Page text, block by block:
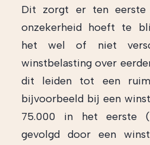
Dit zorgt er ten
onzekerheid hoeft te
het wel of niet
winstbelasting over
dit leiden tot een
bijvoorbeeld bij een
75.000 in het eerste
gevolgd door een